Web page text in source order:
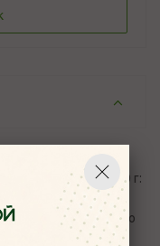
значения) 100 г:
/1084 кДж.
температуре от 2 до
75%.